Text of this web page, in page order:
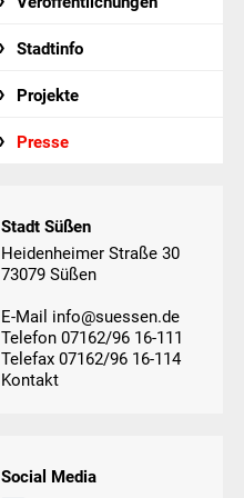
Stadtinfo
Projekte
Presse
Stadt Süßen
Heidenheimer Straße 30
73079 Süßen
E-Mail info@suessen.de
Telefon 07162/96 16-111
Telefax 07162/96 16-114
Kontakt
Social Media